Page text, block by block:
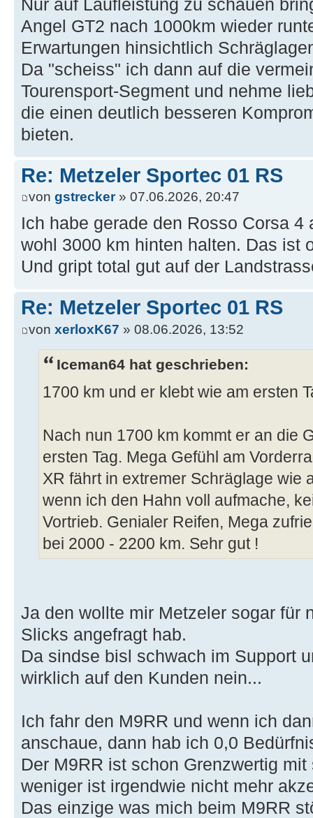
Nur auf Laufleistung zu schauen
Angel GT2 nach 1000km wieder
Erwartungen hinsichtlich
Da "scheiss" ich dann auf die
Tourensport-Segment und nehme
die einen deutlich besseren
bieten.
Re: Metzeler Sportec 01 RS
von gstrecker» 07.06.2026, 20:47
Ich habe gerade den Rosso Corsa
wohl 3000 km hinten halten. Das ist
Und gript total gut auf der
Re: Metzeler Sportec 01 RS
von xerloxK67 » 08.06.2026, 13:52
Iceman64 hat geschrieben:
1700 km und er klebt wie am ersten
Nach nun 1700 km kommt er an die
ersten Tag. Mega Gefühl am
XR fährt in extremer Schräglage wie
wenn ich den Hahn voll aufmache,
Vortrieb. Genialer Reifen, Mega
bei 2000 - 2200 km. Sehr gut !
Ja den wollte mir Metzeler sogar für
Slicks angefragt hab.
Da sindse bisl schwach im Support
wirklich auf den Kunden nein...
Ich fahr den M9RR und wenn ich
anschaue, dann hab ich 0,0
Der M9RR ist schon Grenzwertig
weniger ist irgendwie nicht mehr
Das einzige was mich beim M9RR